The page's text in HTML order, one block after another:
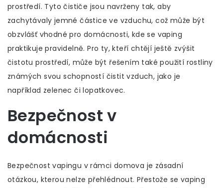
prostředí. Tyto čističe jsou navrženy tak, aby
zachytávaly jemné částice ve vzduchu, což může být
obzvlášť vhodné pro domácnosti, kde se vaping
praktikuje pravidelně. Pro ty, kteří chtějí ještě zvýšit
čistotu prostředí, může být řešením také použití rostliny
známých svou schopností čistit vzduch, jako je
například zelenec či lopatkovec.
Bezpečnost v
domácnosti
Bezpečnost vapingu v rámci domova je zásadní
otázkou, kterou nelze přehlédnout. Přestože se vaping